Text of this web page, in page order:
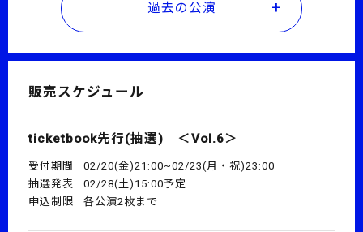
過去の公演
販売スケジュール
ticketbook先行(抽選) ＜Vol.6＞
受付期間
02/20(金)21:00~02/23(月・祝)23:00
抽選発表
02/28(土)15:00予定
申込制限
各公演2枚まで